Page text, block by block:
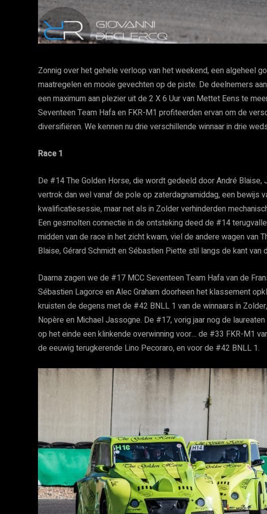
Zonnig over het gehele verloop van het weekend, een algeheel
maatregelen en mooie gevechten op de piste. De deelnemers
een maximum aan plezier uit de 2 X 6 Uur van Mettet Eens te
Seventeen Team Hafa en FKR-M1 profiteerden ervan om de
diversifiëren. We kennen nu drie verschillende winnaar in drie
Race 1
De #14 The Golden Horse, die wordt gedeeld door André
vertrok dan wel vanaf de pole op zaterdagnamiddag, een bewijs
kwalificatiesessie, maar net als in Zolder verhinderden
Een gesmolten connectie in de ontsteking deed de #14
midden van de race in het zicht kwam, viel de andere wagen van
Blaise, Gérard Schmidt en Sébastien Piette stil langs de kant
Daarna zagen we de #17 MCC Seventeen Team Hafa van de
Sébastien Lagorce en Alec Graham doorheen het klassement
kruisten de degens met de #42 BNLL 1 van de winnaars in
Nopère en Michael Jassogne. De #17, vorig jaar nog de
op het einde een klinkende overwinning voor… de #33 FKR-M1
de eeuwig terugkerende Lino Pecoraro, en voor de #42 BNLL 1.